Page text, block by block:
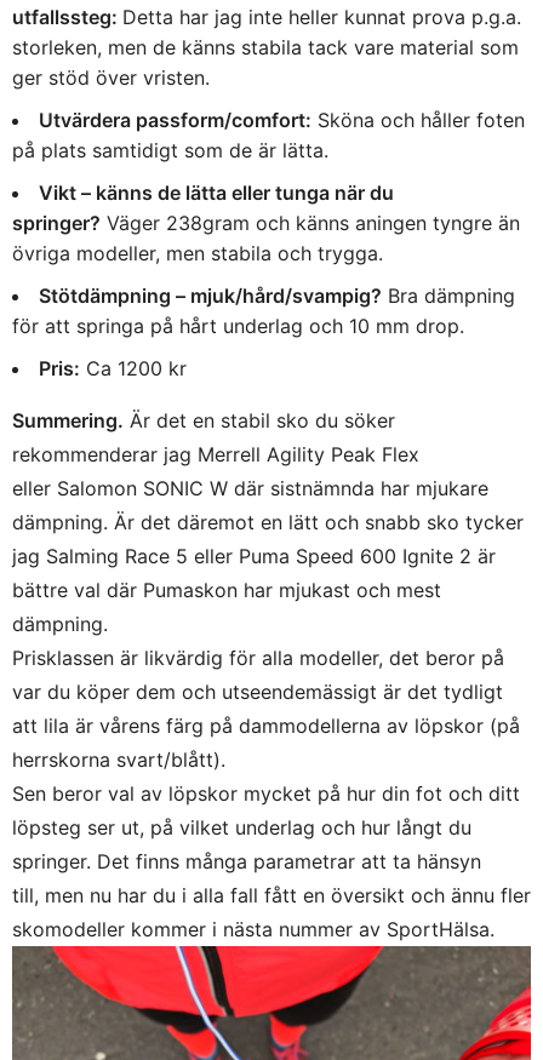
utfallssteg: Detta har jag inte heller kunnat prova p.g.a.
storleken, men de känns stabila tack vare material som
ger stöd över vristen.
Utvärdera passform/comfort: Sköna och håller foten
på plats samtidigt som de är lätta.
Vikt – känns de lätta eller tunga när du
springer? Väger 238gram och känns aningen tyngre än
övriga modeller, men stabila och trygga.
Stötdämpning – mjuk/hård/svampig? Bra dämpning
för att springa på hårt underlag och 10 mm drop.
Pris: Ca 1200 kr
Summering. Är det en stabil sko du söker
rekommenderar jag Merrell Agility Peak Flex
eller Salomon SONIC W där sistnämnda har mjukare
dämpning. Är det däremot en lätt och snabb sko tycker
jag Salming Race 5 eller Puma Speed 600 Ignite 2 är
bättre val där Pumaskon har mjukast och mest
dämpning.
Prisklassen är likvärdig för alla modeller, det beror på
var du köper dem och utseendemässigt är det tydligt
att lila är vårens färg på dammodellerna av löpskor (på
herrskorna svart/blått).
Sen beror val av löpskor mycket på hur din fot och ditt
löpsteg ser ut, på vilket underlag och hur långt du
springer. Det finns många parametrar att ta hänsyn
till, men nu har du i alla fall fått en översikt och ännu fler
skomodeller kommer i nästa nummer av SportHälsa.